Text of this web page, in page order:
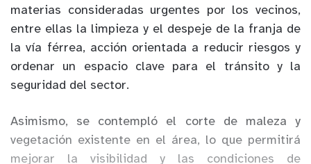
materias consideradas urgentes por los vecinos,
entre ellas la limpieza y el despeje de la franja de
la vía férrea, acción orientada a reducir riesgos y
ordenar un espacio clave para el tránsito y la
seguridad del sector.
Asimismo, se contempló el corte de maleza y
vegetación existente en el área, lo que permitirá
mejorar la visibilidad y las condiciones de